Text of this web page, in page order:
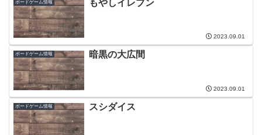
ボードゲーム情報 もやしイレブン
2023.09.01
ボードゲーム情報 暗黒の大広間
2023.09.01
ボードゲーム情報 スシダイス